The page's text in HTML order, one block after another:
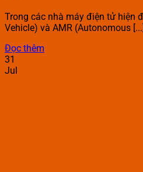
Trong các nhà máy điện tử hiện
Vehicle) và AMR (Autonomous [...]
Đọc thêm
31
Jul